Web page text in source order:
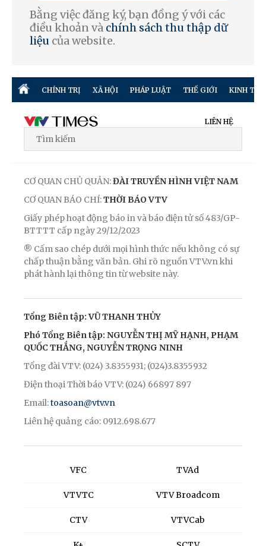
Bằng việc đăng ký, bạn đồng ý với các
điều khoản và chính sách thu thập dữ
liệu của website.
CHÍNH TRỊ XÃ HỘI PHÁP LUẬT THẾ GIỚI KINH TẾ
LIÊN HỆ
CƠ QUAN CHỦ QUẢN:ĐÀI TRUYỀN HÌNH VIỆT NAM
CƠ QUAN BÁO CHÍ:THỜI BÁO VTV
Giấy phép hoạt động báo in và báo điện tử số 483/GP-
BTTTT cấp ngày 29/12/2023
® Cấm sao chép dưới mọi hình thức nếu không có sự
chấp thuận bằng văn bản. Ghi rõ nguồn VTV.vn khi
phát hành lại thông tin từ website này.
Tổng Biên tập: VŨ THANH THỦY
Phó Tổng Biên tập: NGUYỄN THỊ MỸ HẠNH, PHẠM
QUỐC THẮNG, NGUYỄN TRỌNG NINH
Tổng đài VTV: (024) 3.8355931; (024)3.8355932
Điện thoại Thời báo VTV: (024) 66897 897
Email:toasoan@vtv.vn
Liên hệ quảng cáo: 0912.698.677
VFC
VTVTC
CTV
TVAd
VTV Broadcom
VTVCab